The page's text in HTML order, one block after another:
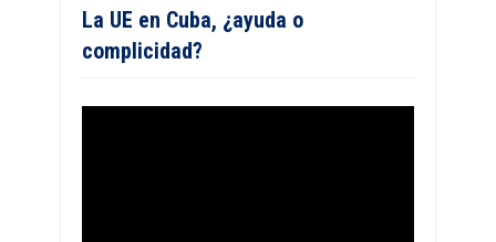
La UE en Cuba, ¿ayuda o
complicidad?